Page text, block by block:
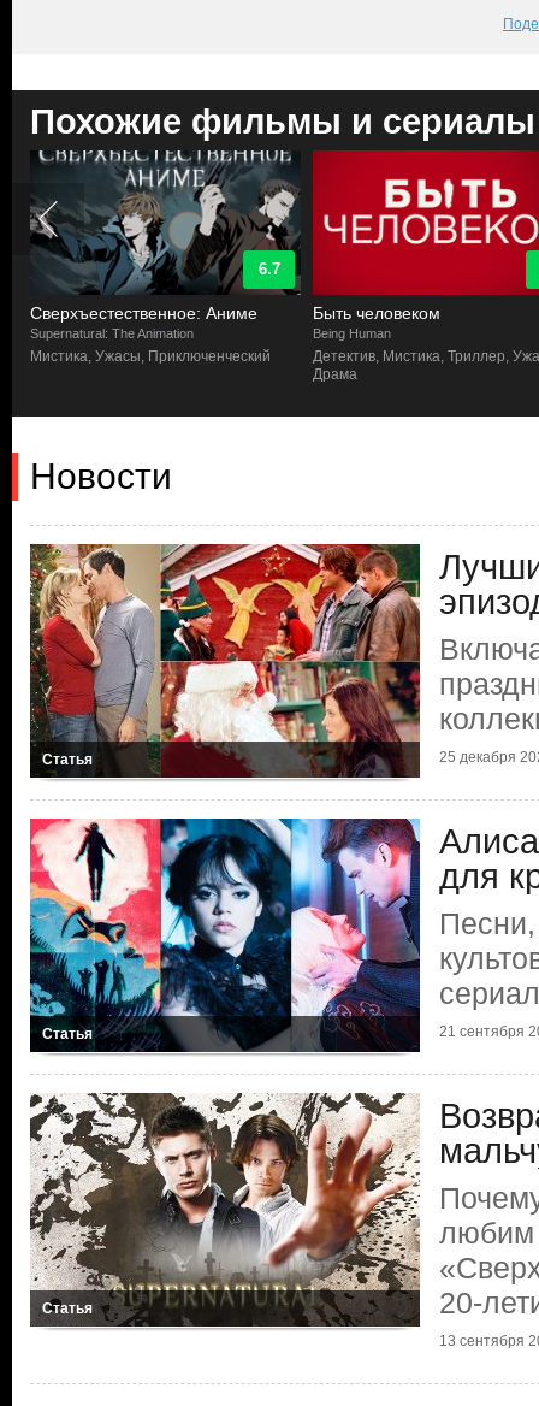
Похожие фильмы и сериалы
Быть человеком
Being Human
Детектив, Мистика, Триллер, Ужасы,
Гримм
Grimm
Ужасы, Триллер,
Новости
Статья 25 декабря
Статья
для
21 сентября
Статья
любим
20-
13 сентября